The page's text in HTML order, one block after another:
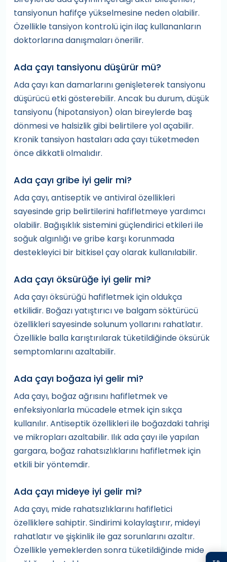
tansiyonun hafifçe yükselmesine neden olabilir.
Özellikle tansiyon kontrolü için ilaç kullananların
doktorlarına danışmaları önerilir.
Ada çayı tansiyonu düşürür mü?
Ada çayı kan damarlarını genişleterek tansiyonu
düşürücü etki gösterebilir. Ancak bu durum, düşük
tansiyonu (hipotansiyon) olan bireylerde baş
dönmesi ve halsizlik gibi belirtilere yol açabilir.
Kronik tansiyon hastaları ada çayı tüketmeden
önce dikkatli olmalıdır.
Ada çayı gribe iyi gelir mi?
Ada çayı, antiseptik ve antiviral özellikleri
sayesinde grip belirtilerini hafifletmeye yardımcı
olabilir. Bağışıklık sistemini güçlendirici etkileri ile
soğuk algınlığı ve gribe karşı korunmada
destekleyici bir bitkisel çay olarak kullanılabilir.
Ada çayı öksürüğe iyi gelir mi?
Ada çayı öksürüğü hafifletmek için oldukça
etkilidir. Boğazı yatıştırıcı ve balgam söktürücü
özellikleri sayesinde solunum yollarını rahatlatır.
Özellikle balla karıştırılarak tüketildiğinde öksürük
semptomlarını azaltabilir.
Ada çayı boğaza iyi gelir mi?
Ada çayı, boğaz ağrısını hafifletmek ve
enfeksiyonlarla mücadele etmek için sıkça
kullanılır. Antiseptik özellikleri ile boğazdaki tahrişi
ve mikropları azaltabilir. Ilık ada çayı ile yapılan
gargara, boğaz rahatsızlıklarını hafifletmek için
etkili bir yöntemdir.
Ada çayı mideye iyi gelir mi?
Ada çayı, mide rahatsızlıklarını hafifletici
özelliklere sahiptir. Sindirimi kolaylaştırır, mideyi
rahatlatır ve şişkinlik ile gaz sorunlarını azaltır.
Özellikle yemeklerden sonra tüketildiğinde mide